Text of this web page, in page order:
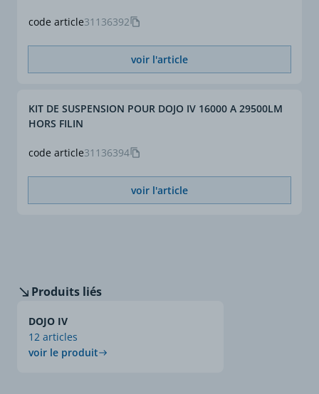
code article31136392
voir l'article
code article31136394
KIT DE SUSPENSION POUR DOJO IV 16000 A 29500LM
HORS FILIN
voir l'article
Produits liés
DOJO IV
12 articles
voir le produit